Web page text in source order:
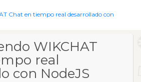
Chat en tiempo real desarrollado con
WIKCHAT
real
con NodeJS